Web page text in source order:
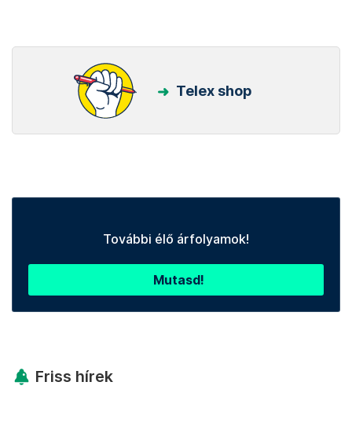
Telex shop
További élő árfolyamok!
Mutasd!
Friss hírek